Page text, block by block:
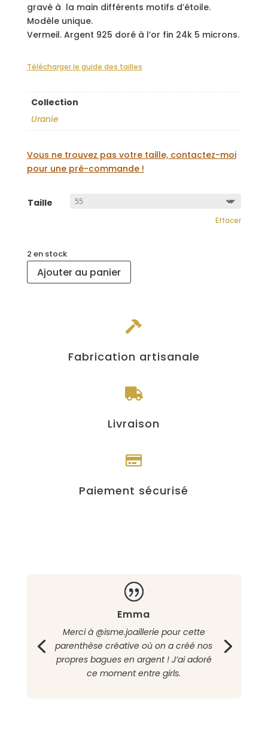
gravé à la main différents motifs d’étoile.
Modèle unique.
Vermeil. Argent 925 doré à l’or fin 24k 5 microns.
Télécharger le guide des tailles
Collection
Uranie
Vous ne trouvez pas votre taille, contactez-moi
pour une pré-commande !
Taille
Effacer
2 en stock
Ajouter au panier

Fabrication artisanale

Livraison

Paiement sécurisé
Emma
Merci à @isme.joaillerie pour cette
parenthèse créative où on a créé nos
propres bagues en argent ! J’ai adoré
ce moment entre girls.